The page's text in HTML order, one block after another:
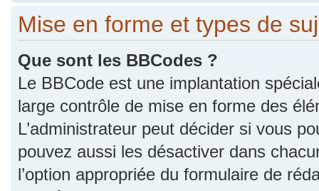
Mise en forme et types de
Que sont les BBCodes ?
Le BBCode est une implantation
large contrôle de mise en forme des
L’administrateur peut décider si vous
pouvez aussi les désactiver dans
l’option appropriée du formulaire de